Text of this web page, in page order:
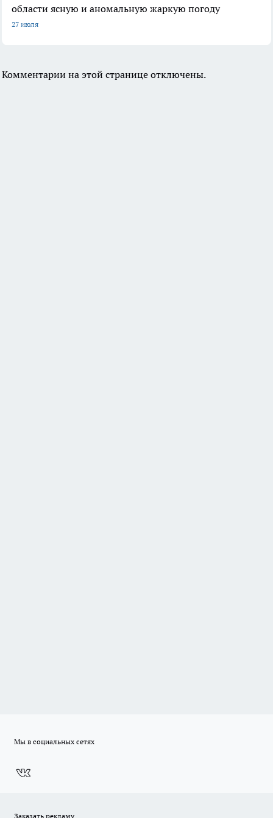
области ясную и аномальную жаркую погоду
27 июля
Комментарии на этой странице отключены.
Мы в социальных сетях
Заказать рекламу